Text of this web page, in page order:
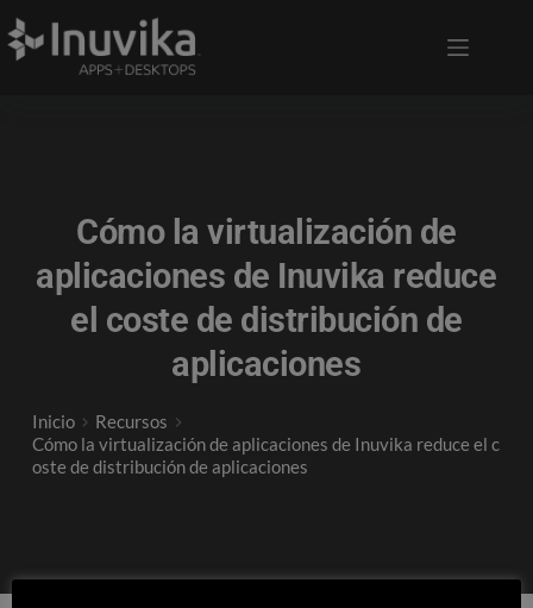
Cómo la virtualización de
aplicaciones de Inuvika reduce
el coste de distribución de
aplicaciones
Inicio
Recursos
Cómo la virtualización de aplicaciones de Inuvika reduce el c
oste de distribución de aplicaciones